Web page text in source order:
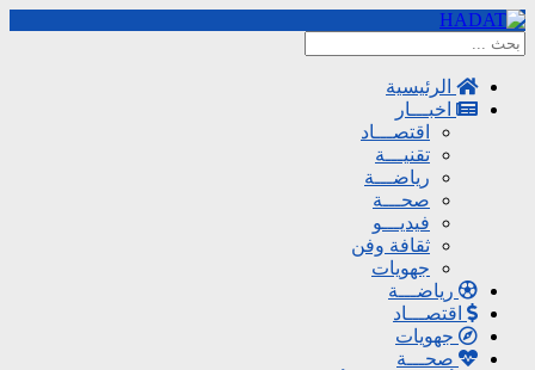
الرئيسية
اخبـــار
اقتصـــاد
تقنيـــة
رياضـــة
صحـــة
فيديـــو
ثقافة وفن
جهويات
رياضـــة
اقتصـــاد
جهويات
صحـــة